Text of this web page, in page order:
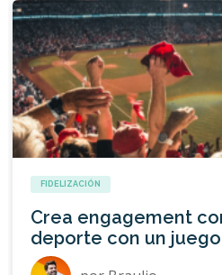
FIDELIZACIÓN
Crea engagement
deporte con un